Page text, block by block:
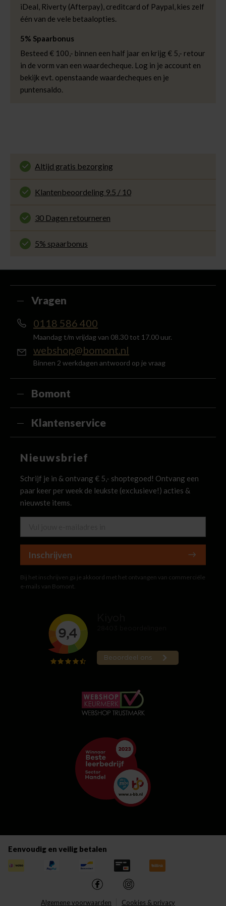
iDeal, Riverty (Afterpay), creditcard of Paypal, kies zelf
één van de vele betaalopties.
5% Spaarbonus
Besteed € 100,- binnen een half jaar en krijg € 5,- retour
in de vorm van een waardecheque. Log in je account en
bekijk evt. openstaande waardecheques en je
puntensaldo.
Altijd gratis bezorging
En binnen 1 tot 3 werkdagen door DHL
thuisbezorgd. Bekijk alle informatie over
Klantenbeoordeling 9.5 / 10
Onze klanten beoordelen ons met een 9.5 uit 10
op Kiyoh. Bekijk alle reviews of deel jouw eigen
30 Dagen retourneren
Gemakkelijk en voordelig via de DHL Parcelshop
voor slechts € 4,95 of gratis in onze winkels.
5% spaarbonus
Vragen
0118 586 400
Maandag t/m vrijdag van 08.30 tot 17.00 uur.
webshop@bomont.nl
Binnen 2 werkdagen antwoord op je vraag
Bomont
Klantenservice
Nieuwsbrief
Schrijf je in & ontvang € 5,- shoptegoed! Ontvang een
paar keer per week de leukste (exclusieve!) acties &
nieuwste items.
Inschrijven
Bij het inschrijven ga je akkoord met het ontvangen van commerciële
e-mails van Bomont.
Eenvoudig en veilig betalen
Algemene voorwaarden Cookies & privacy